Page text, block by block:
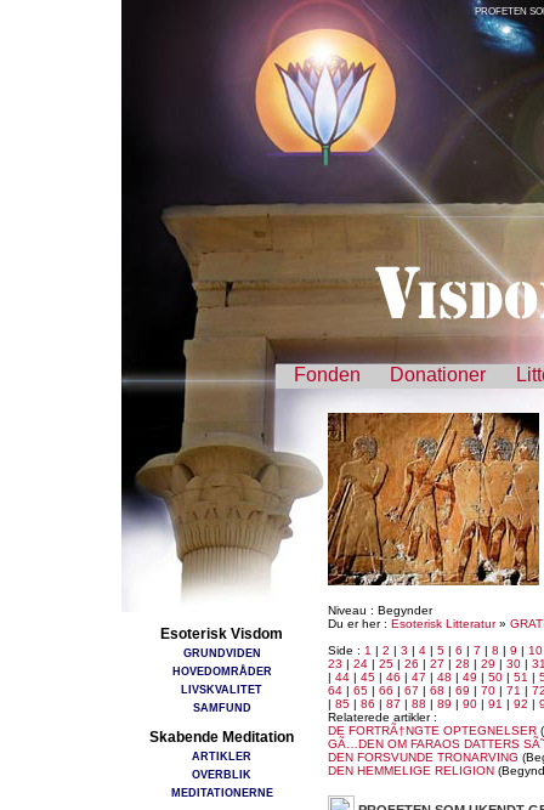
PROFETEN
Fonden Donationer
Esoterisk Visdom
GRUNDVIDEN
HOVEDOMRÅDER
LIVSKVALITET
SAMFUND
Skabende Meditation
ARTIKLER
OVERBLIK
MEDITATIONERNE
Niveau : Begynder
Du er her : Esoterisk Litteratur»
Side : 1 | 2 | 3 | 4 | 5 | 6 | 7 | 8 | 9 | 10
23 | 24 | 25 | 26 | 27 | 28 | 29 | 30 |
| 44 | 45 | 46 | 47 | 48 | 49 | 50 | 51 |
64 | 65 | 66 | 67 | 68 | 69 | 70 | 71 |
| 85 | 86 | 87 | 88 | 89 | 90 | 91 | 92 |
Relaterede artikler :
DE FORTRÃ†NGTE OPTEGNELSER
GÃ…DEN OM FARAOS DATTERS
DEN FORSVUNDE TRONARVING
DEN HEMMELIGE RELIGION